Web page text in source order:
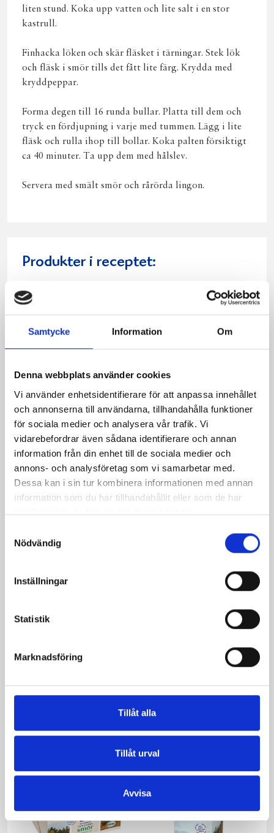
Samtycke Information Om
Denna webbplats använder cookies
Vi använder enhetsidentifierare för att anpassa innehållet
och annonserna till användarna, tillhandahålla funktioner
för sociala medier och analysera vår trafik. Vi
vidarebefordrar även sådana identifierare och annan
information från din enhet till de sociala medier och
annons- och analysföretag som vi samarbetar med.
Dessa kan i sin tur kombinera informationen med annan
information som du har tillhandahållit eller som de har
samlat in när du har använt deras tjänster.
Nödvändig
Inställningar
Statistik
Marknadsföring
Tillåt alla
Tillåt urval
Avvisa
liten stund. Koka upp vatten och lite salt i en stor
kastrull.
Finhacka löken och skär fläsket i tärningar. Stek lök
och fläsk i smör tills det fått lite färg. Krydda med
kryddpeppar.
Forma degen till 16 runda bullar. Platta till dem och
tryck en fördjupning i varje med tummen. Lägg i lite
fläsk och rulla ihop till bollar. Koka palten försiktigt
ca 40 minuter. Ta upp dem med hålslev.
Servera med smält smör och rårörda lingon.
Produkter i receptet:
Mellanmjölk
1,5% laktosfri 3dl
Jordgubbsfil 2,7%
1000g
1000g
1000g